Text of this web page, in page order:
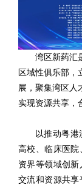
湾区新药汇
区域性俱乐部，
展，聚集湾区人
实现资源共享，
以推动粤
高校、临床医
资界等领域创
交流和资源共